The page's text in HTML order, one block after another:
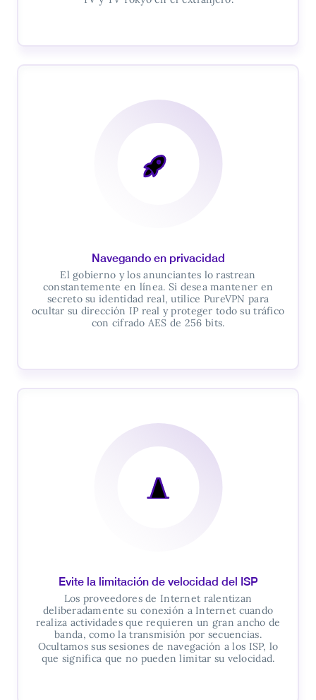
Navegando en privacidad
El gobierno y los anunciantes lo rastrean
constantemente en línea. Si desea mantener en
secreto su identidad real, utilice PureVPN para
ocultar su dirección IP real y proteger todo su tráfico
con cifrado AES de 256 bits.
Evite la limitación de velocidad del ISP
Los proveedores de Internet ralentizan
deliberadamente su conexión a Internet cuando
realiza actividades que requieren un gran ancho de
banda, como la transmisión por secuencias.
Ocultamos sus sesiones de navegación a los ISP, lo
que significa que no pueden limitar su velocidad.